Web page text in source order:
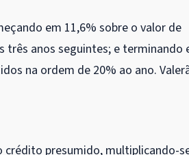
em 11,6% sobre o valor de
três anos seguintes; e terminando
na ordem de 20% ao ano.
crédito presumido, multiplicando-